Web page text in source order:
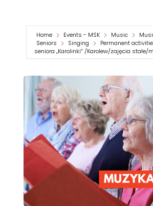
Home Events - MSK Music
Seniors
Singing Permanent
seniora „Karolinki” /Karolew/zajęcia stałe/